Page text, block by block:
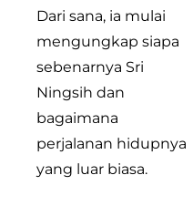
Dari sana, ia mulai
mengungkap siapa
sebenarnya Sri
Ningsih dan
bagaimana
perjalanan hidupnya
yang luar biasa.